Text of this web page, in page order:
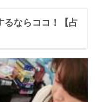
るならココ！【占